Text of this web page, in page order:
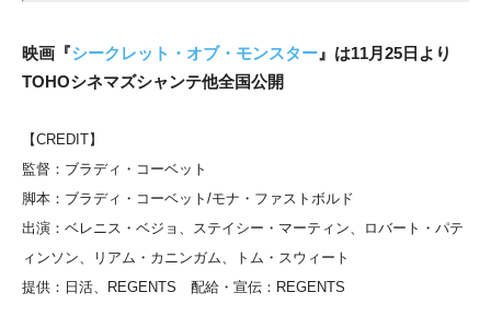
映画『シークレット・オブ・モンスター 』は11月25日より
TOHOシネマズシャンテ他全国公開
【CREDIT】
監督：ブラディ・コーベット
脚本：ブラディ・コーベット/モナ・ファストボルド
出演：ベレニス・ベジョ、ステイシー・マーティン、ロバート・パテ
ィンソン、リアム・カニンガム、トム・スウィート
提供：日活、REGENTS 配給・宣伝：REGENTS